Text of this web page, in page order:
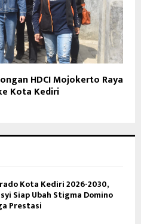
HDCI Mojokerto Raya
Kota Kediri
Kota Kediri 2026-2030,
Siap Ubah Stigma Domino
Prestasi